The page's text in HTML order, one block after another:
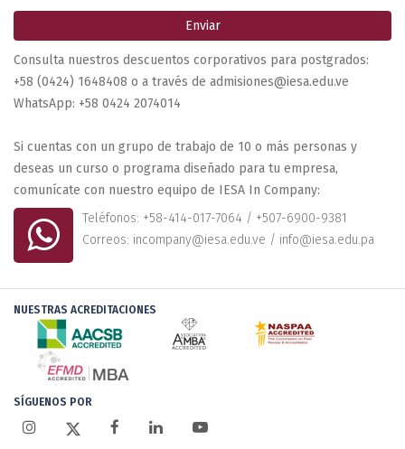
Enviar
Consulta nuestros descuentos corporativos para postgrados:
+58 (0424) 1648408 o a través de admisiones@iesa.edu.ve
WhatsApp: +58 0424 2074014
Si cuentas con un grupo de trabajo de 10 o más personas y
deseas un curso o programa diseñado para tu empresa,
comunícate con nuestro equipo de IESA In Company:
Teléfonos: +58-414-017-7064 / +507-6900-9381
Correos: incompany@iesa.edu.ve / info@iesa.edu.pa
NUESTRAS ACREDITACIONES
SÍGUENOS POR